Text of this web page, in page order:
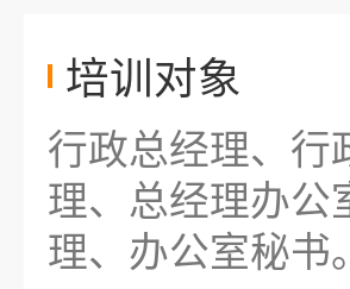
培训对象
行政总经理、行
理、总经理办公
理、办公室秘书。